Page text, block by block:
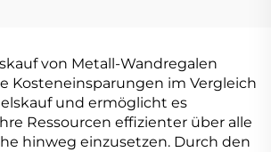
von Metall-Wandregalen
Kosteneinsparungen im Vergleich
und ermöglicht es
Ressourcen effizienter über alle
hinweg einzusetzen. Durch den